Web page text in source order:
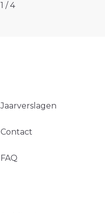
1 / 4
Jaarverslagen
Contact
FAQ